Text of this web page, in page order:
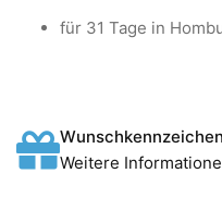
für 31 Tage in
Weitere